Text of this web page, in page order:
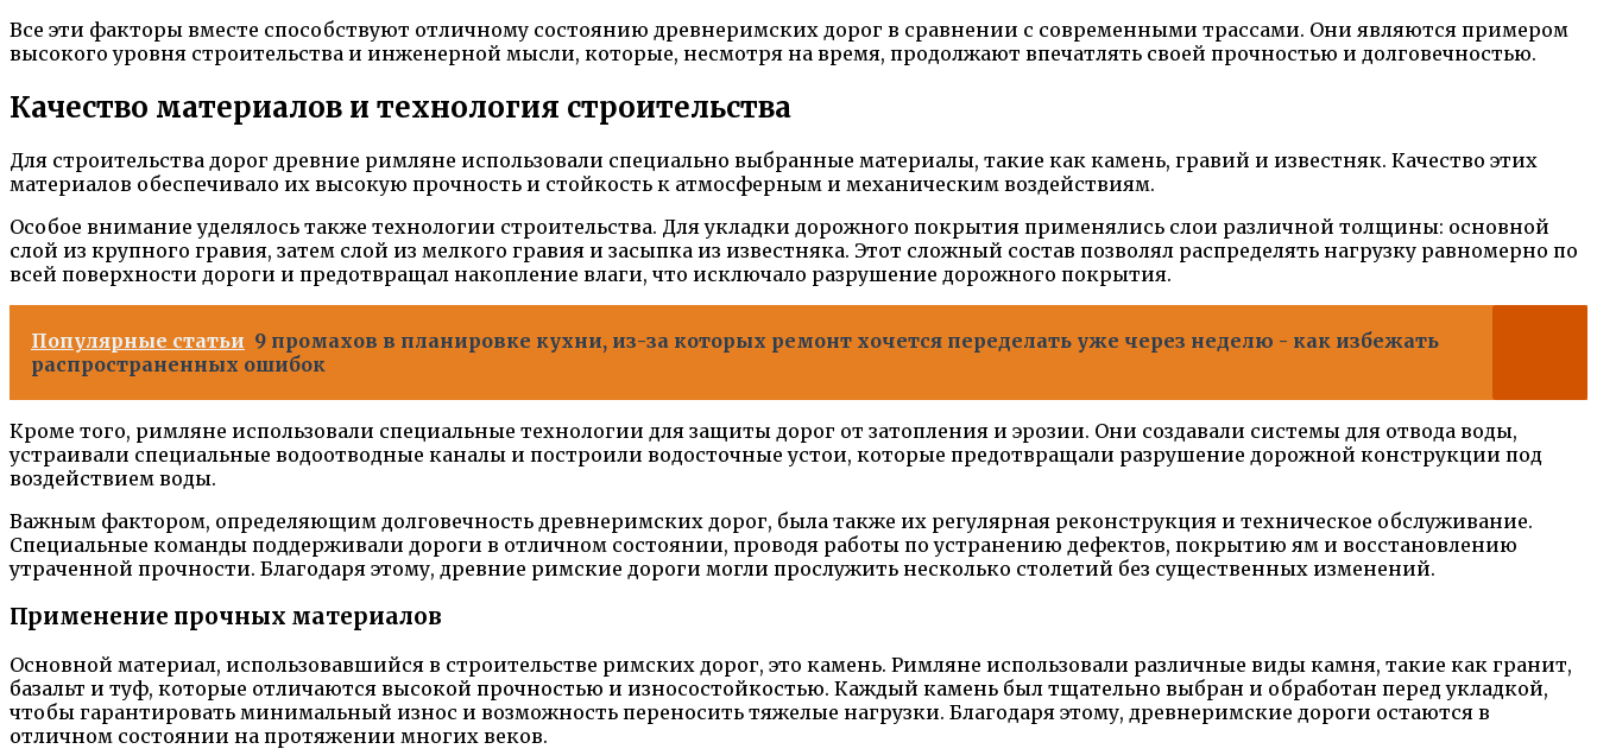
Все эти факторы вместе способствуют отличному состоянию древнеримских дорог в сравнении с современными трассами. Они являются примером
высокого уровня строительства и инженерной мысли, которые, несмотря на время, продолжают впечатлять своей прочностью и долговечностью.
Качество материалов и технология строительства
Для строительства дорог древние римляне использовали специально выбранные материалы, такие как камень, гравий и известняк. Качество этих
материалов обеспечивало их высокую прочность и стойкость к атмосферным и механическим воздействиям.
Особое внимание уделялось также технологии строительства. Для укладки дорожного покрытия применялись слои различной толщины: основной
слой из крупного гравия, затем слой из мелкого гравия и засыпка из известняка. Этот сложный состав позволял распределять нагрузку равномерно по
всей поверхности дороги и предотвращал накопление влаги, что исключало разрушение дорожного покрытия.
Популярные статьи 9 промахов в планировке кухни, из-за которых ремонт хочется переделать уже через неделю - как избежать
распространенных ошибок
Кроме того, римляне использовали специальные технологии для защиты дорог от затопления и эрозии. Они создавали системы для отвода воды,
устраивали специальные водоотводные каналы и построили водосточные устои, которые предотвращали разрушение дорожной конструкции под
воздействием воды.
Важным фактором, определяющим долговечность древнеримских дорог, была также их регулярная реконструкция и техническое обслуживание.
Специальные команды поддерживали дороги в отличном состоянии, проводя работы по устранению дефектов, покрытию ям и восстановлению
утраченной прочности. Благодаря этому, древние римские дороги могли прослужить несколько столетий без существенных изменений.
Применение прочных материалов
Основной материал, использовавшийся в строительстве римских дорог, это камень. Римляне использовали различные виды камня, такие как гранит,
базальт и туф, которые отличаются высокой прочностью и износостойкостью. Каждый камень был тщательно выбран и обработан перед укладкой,
чтобы гарантировать минимальный износ и возможность переносить тяжелые нагрузки. Благодаря этому, древнеримские дороги остаются в
отличном состоянии на протяжении многих веков.